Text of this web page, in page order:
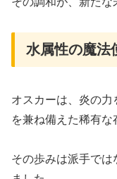
水属性の魔法
オスカーは、炎の力
を兼ね備えた稀有な
その歩みは派手では